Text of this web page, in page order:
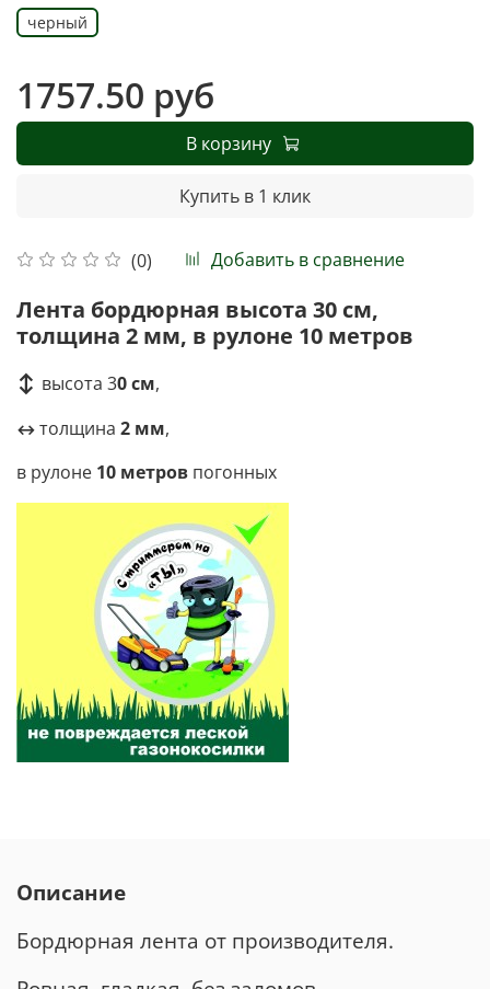
(0) Добавить в сравнение
черный
1757.50 руб
В корзину
Купить в 1 клик
Лента бордюрная высота 30 см,
толщина 2 мм, в рулоне 10 метров
↕ высота 30 см,
↔ толщина 2 мм,
в рулоне 10 метров погонных
Описание
Бордюрная лента от производителя.